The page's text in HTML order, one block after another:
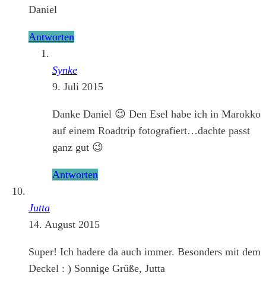
Daniel
Antworten
Synke
9. Juli 2015
Danke Daniel 😉 Den Esel habe ich in Marokko
auf einem Roadtrip fotografiert…dachte passt
ganz gut 😉
Antworten
Jutta
14. August 2015
Super! Ich hadere da auch immer. Besonders mit dem
Deckel : ) Sonnige Grüße, Jutta